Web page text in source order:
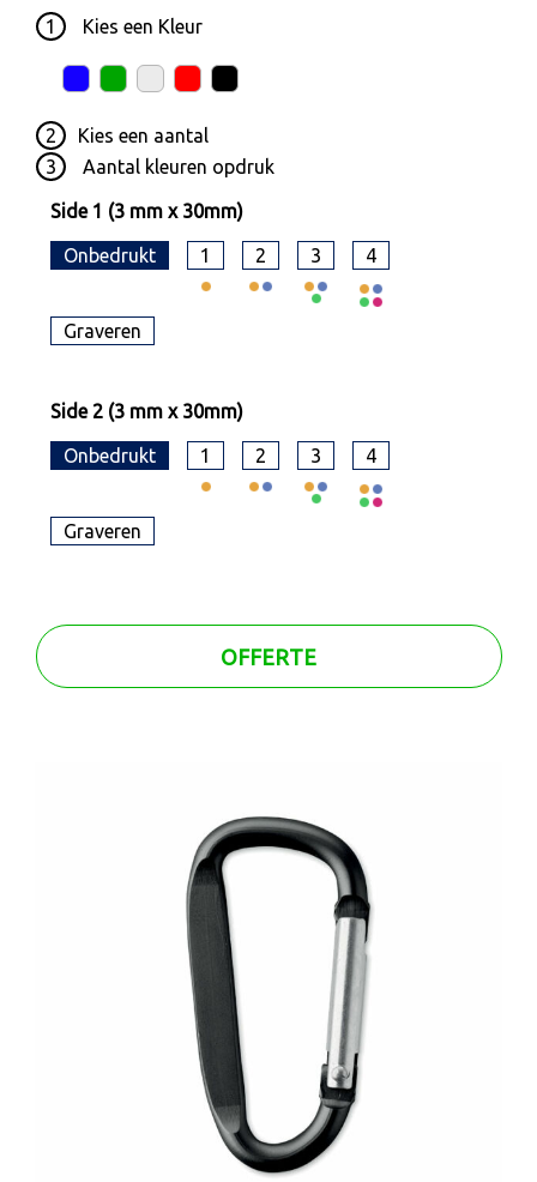
1 Kies een Kleur
2 Kies een aantal
3
Aantal kleuren opdruk
Side 1 (3 mm x 30mm)
Onbedrukt 1 2 3 4
Graveren
Side 2 (3 mm x 30mm)
Onbedrukt 1 2 3 4
Graveren
OFFERTE